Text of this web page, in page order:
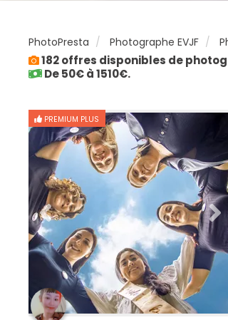
PhotoPresta Photographe EVJF
182 offres disponibles de
De 50€ à 1510€.
PREMIUM PLUS